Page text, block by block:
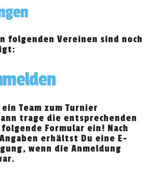
folgenden Vereinen sind noch
Team zum Turnier
trage die entsprechenden
Formular ein! Nach
erhältst Du eine E-
wenn die Anmeldung